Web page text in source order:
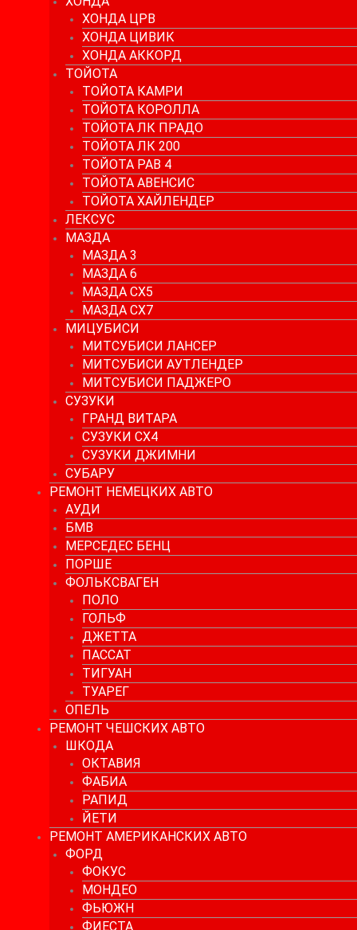
ХОНДА ЦРВ
ХОНДА ЦИВИК
ХОНДА АККОРД
ТОЙОТА
ТОЙОТА КАМРИ
ТОЙОТА КОРОЛЛА
ТОЙОТА ЛК ПРАДО
ТОЙОТА ЛК 200
ТОЙОТА РАВ 4
ТОЙОТА АВЕНСИС
ТОЙОТА ХАЙЛЕНДЕР
ЛЕКСУС
МАЗДА
МАЗДА 3
МАЗДА 6
МАЗДА СХ5
МАЗДА СХ7
МИЦУБИСИ
МИТСУБИСИ ЛАНСЕР
МИТСУБИСИ АУТЛЕНДЕР
МИТСУБИСИ ПАДЖЕРО
СУЗУКИ
ГРАНД ВИТАРА
СУЗУКИ СХ4
СУЗУКИ ДЖИМНИ
СУБАРУ
РЕМОНТ НЕМЕЦКИХ АВТО
АУДИ
БМВ
МЕРСЕДЕС БЕНЦ
ПОРШЕ
ФОЛЬКСВАГЕН
ПОЛО
ГОЛЬФ
ДЖЕТТА
ПАССАТ
ТИГУАН
ТУАРЕГ
ОПЕЛЬ
РЕМОНТ ЧЕШСКИХ АВТО
ШКОДА
ОКТАВИЯ
ФАБИА
РАПИД
ЙЕТИ
РЕМОНТ АМЕРИКАНСКИХ АВТО
ФОРД
ФОКУС
МОНДЕО
ФЬЮЖН
ФИЕСТА